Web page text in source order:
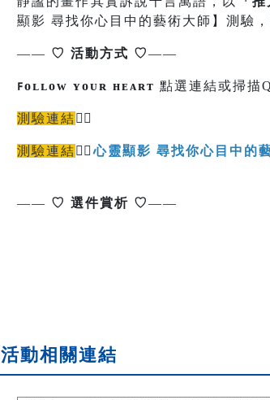
顯影 尋找你心目中的藝術大師】測驗
—— ♡ 活動方式 ♡——
ꜰᴏʟʟᴏᴡ ʏᴏᴜʀ ʜᴇᴀʀᴛ 點選連結或掃描
測驗連結 👉🏻
測驗連結 👉🏻心靈顯影 尋找你心目中的
—— ♡ 選件賞析 ♡——
活動相關連結